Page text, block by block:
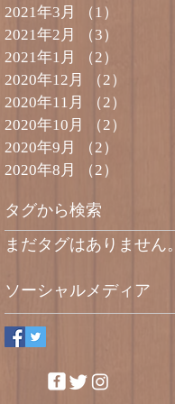
2021年3月 （1）
2021年2月
（3）
2021年1月
（2）
2020年12月
（2）
2020年11月
（2）
2020年10月
（2）
2020年9月
（2）
2020年8月
（2）
タグから検索
まだタグはありません。
ソーシャルメディア